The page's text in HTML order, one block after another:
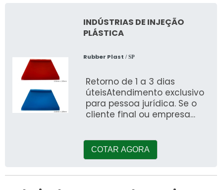
INDÚSTRIAS DE INJEÇÃO
PLÁSTICA
Rubber Plast / SP
Retorno de 1 a 3 dias
úteisAtendimento exclusivo
para pessoa jurídica. Se o
cliente final ou empresa
COTAR AGORA